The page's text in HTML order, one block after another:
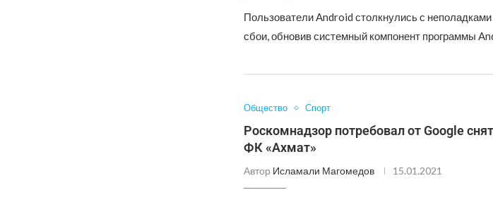
Пользователи Android столкнулись с
сбои, обновив системный компонент программы
Общество Спорт
Роскомнадзор потребовал от Google
ФК «Ахмат»
Автор Исламали Магомедов 15.01.2021